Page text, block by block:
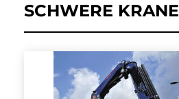
SCHWERE KRANE